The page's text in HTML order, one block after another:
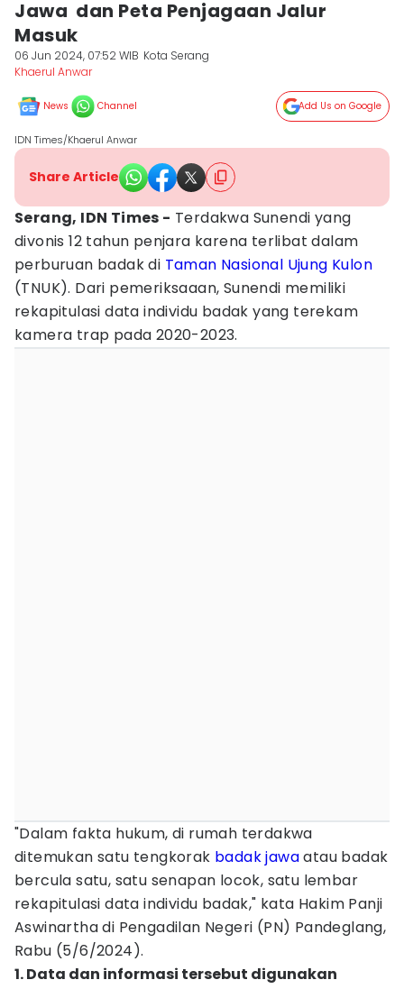
Jawa dan Peta Penjagaan Jalur
Masuk
06 Jun 2024, 07:52 WIB Kota Serang
Khaerul Anwar
News Channel Add Us on Google
IDN Times/Khaerul Anwar
Share Article
Serang, IDN Times - Terdakwa Sunendi yang
divonis 12 tahun penjara karena terlibat dalam
perburuan badak di Taman Nasional Ujung Kulon
(TNUK). Dari pemeriksaaan, Sunendi memiliki
rekapitulasi data individu badak yang terekam
kamera trap pada 2020-2023.
"Dalam fakta hukum, di rumah terdakwa
ditemukan satu tengkorak badak jawaatau badak
bercula satu, satu senapan locok, satu lembar
rekapitulasi data individu badak," kata Hakim Panji
Aswinartha di Pengadilan Negeri (PN) Pandeglang,
Rabu (5/6/2024).
1. Data dan informasi tersebut digunakan